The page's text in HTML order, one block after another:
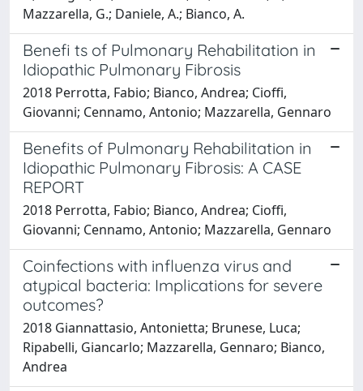
Mazzarella, G.; Daniele, A.; Bianco, A.
Benefi ts of Pulmonary Rehabilitation in
Idiopathic Pulmonary Fibrosis
2018 Perrotta, Fabio; Bianco, Andrea; Cioffi,
Giovanni; Cennamo, Antonio; Mazzarella, Gennaro
Benefits of Pulmonary Rehabilitation in
Idiopathic Pulmonary Fibrosis: A CASE
REPORT
2018 Perrotta, Fabio; Bianco, Andrea; Cioffi,
Giovanni; Cennamo, Antonio; Mazzarella, Gennaro
Coinfections with influenza virus and
atypical bacteria: Implications for severe
outcomes?
2018 Giannattasio, Antonietta; Brunese, Luca;
Ripabelli, Giancarlo; Mazzarella, Gennaro; Bianco,
Andrea